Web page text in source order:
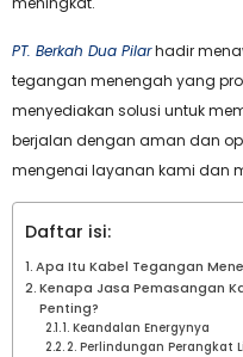
PT. Berkah Dua Pilarhadir
tegangan menengah yang
menyediakan solusi untuk
berjalan dengan aman dan
mengenai layanan kami dan
Daftar isi:
Apa Itu Kabel Tegangan
Kenapa Jasa Pemasangan
Penting?
1. Keandalan Energynya
2. Perlindungan Perangkat